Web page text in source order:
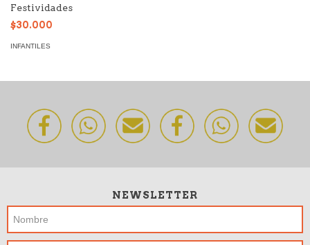
Festividades
$30.000
INFANTILES
NEWSLETTER